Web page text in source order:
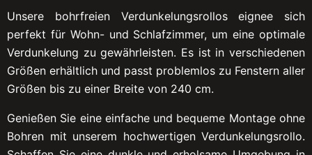
Unsere bohrfreien Verdunkelungsrollos eignee sich
perfekt für Wohn- und Schlafzimmer, um eine optimale
Verdunkelung zu gewährleisten. Es ist in verschiedenen
Größen erhältlich und passt problemlos zu Fenstern aller
Größen bis zu einer Breite von 240 cm.
Genießen Sie eine einfache und bequeme Montage ohne
Bohren mit unserem hochwertigen Verdunkelungsrollo.